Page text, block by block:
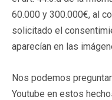
60.000 y 300.000€, al
solicitado el
aparecían en las
Nos podemos
Youtube en estos